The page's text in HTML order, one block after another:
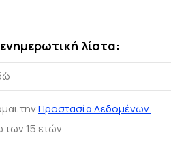
λίστα:
τηνΠροστασία Δεδομένων.
των 15 ετών.